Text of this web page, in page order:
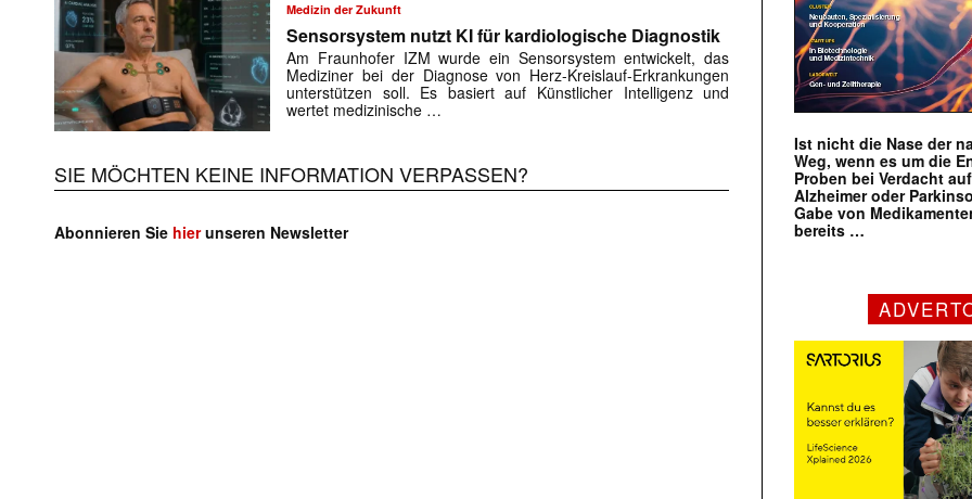
Medizin der Zukunft
Sensorsystem nutzt KI für kardiologische Diagnostik
Am Fraunhofer IZM wurde ein Sensorsystem entwickelt, das
Mediziner bei der Diagnose von Herz-Kreislauf-Erkrankungen
unterstützen soll. Es basiert auf Künstlicher Intelligenz und
wertet medizinische …
SIE MÖCHTEN KEINE INFORMATION VERPASSEN?
Abonnieren Sie hierunseren Newsletter
Ist nicht die Nase der
Weg, wenn es um die
Proben bei Verdacht
Alzheimer oder
Gabe von
bereits …